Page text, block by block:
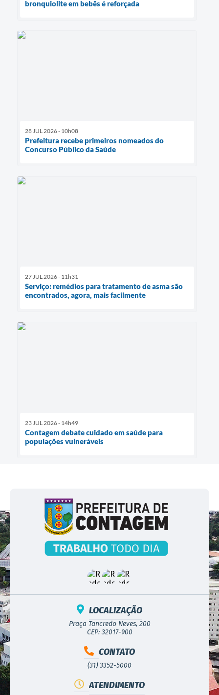
bronquiolite em bebês é reforçada
28 JUL 2026 - 10h08
Prefeitura recebe primeiros nomeados do
Concurso Público da Saúde
27 JUL 2026 - 11h31
Serviço: remédios para tratamento de asma são
encontrados, agora, mais facilmente
23 JUL 2026 - 14h49
Contagem debate cuidado em saúde para
populações vulneráveis
LOCALIZAÇÃO
Praça Tancredo Neves, 200
CEP: 32017-900
CONTATO
(31) 3352-5000
ATENDIMENTO